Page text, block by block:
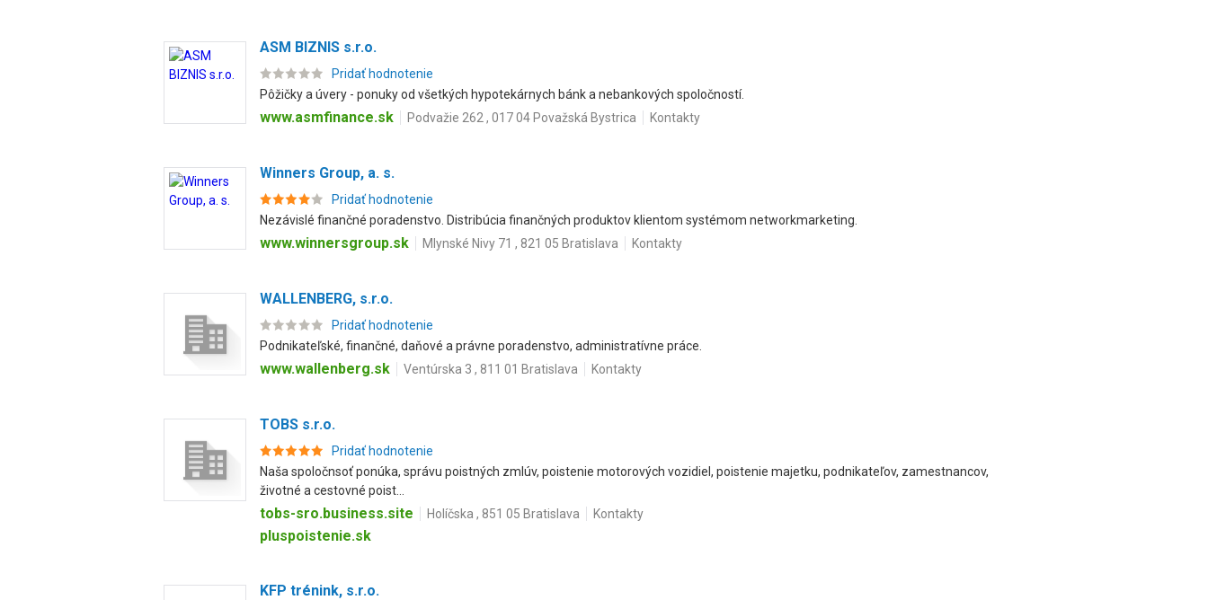
ASM BIZNIS s.r.o.
Pridať hodnotenie
Pôžičky a úvery - ponuky od všetkých hypotekárnych bánk a nebankových spoločností.
www.asmfinance.sk Podvažie 262 , 017 04 Považská Bystrica Kontakty
Winners Group, a. s.
Pridať hodnotenie
Nezávislé finančné poradenstvo. Distribúcia finančných produktov klientom systémom networkmarketing.
www.winnersgroup.sk Mlynské Nivy 71 , 821 05 Bratislava Kontakty
WALLENBERG, s.r.o.
Pridať hodnotenie
Podnikateľské, finančné, daňové a právne poradenstvo, administratívne práce.
www.wallenberg.sk Ventúrska 3 , 811 01 Bratislava Kontakty
TOBS s.r.o.
Pridať hodnotenie
Naša spoločnsoť ponúka, správu poistných zmlúv, poistenie motorových vozidiel, poistenie majetku, podnikateľov, zamestnancov,
životné a cestovné poist...
tobs-sro.business.site Holíčska , 851 05 Bratislava Kontakty
pluspoistenie.sk
KFP trénink, s.r.o.